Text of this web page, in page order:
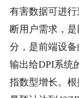
有害数据可进
断用户需求，
分，是前端设
输出给DPI系统
指数型增长。